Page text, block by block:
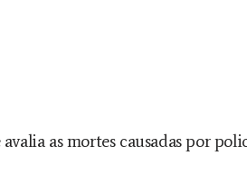
as mortes causadas por